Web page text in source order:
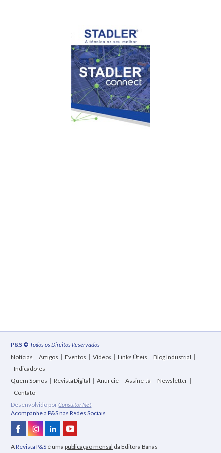
P&S © Todos os Direitos Reservados
Notícias
Artigos Eventos Vídeos Links Úteis
Blog Industrial
Indicadores
Quem Somos
Revista Digital Anuncie Assine-Já
Newsletter
Contato
Desenvolvido porConsultor Net
Acompanhe a P&S nas Redes Sociais
ARevista P&S é umapublicação mensal da Editora Banas